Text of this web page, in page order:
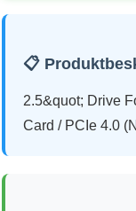
📋
2.5&quot; Drive
Card / PCIe 4.0